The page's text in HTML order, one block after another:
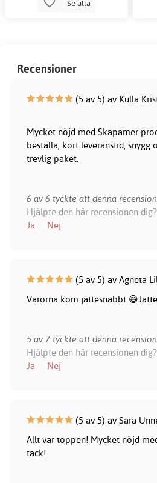
Se alla
Recensioner
(5 av 5) av Kulla
Mycket nöjd med Skapamer
beställa, kort leveranstid, snygg
trevlig paket.
6 av 6 tyckte att denna
Hjälpte den här recensionen dig?
Ja
Nej
(5 av 5) av Agneta
Varorna kom jättesnabbt
5 av 7 tyckte att denna
Hjälpte den här recensionen dig?
Ja
Nej
(5 av 5) av Sara
Allt var toppen! Mycket nöjd
tack!